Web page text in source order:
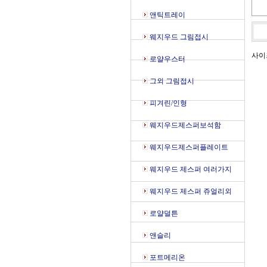
앤틱트레이
웨지우드 그림접시
로얄우스터
그외 그림접시
피겨린/인형
웨지우드제스퍼보석함
웨지우드제스퍼플레이트
웨지우드 제스퍼 여러가지
웨지우드 제스퍼 쥬얼리외
로얄덜튼
앤슬리
포트메리온
사이